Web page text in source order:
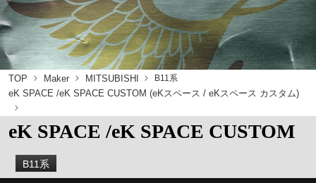
TOP Maker
MITSUBISHI
eK SPACE /eK SPACE CUSTOM (eKスペース / eKスペース カスタム)
B11系
eK SPACE /eK SPACE CUSTOM
B11系